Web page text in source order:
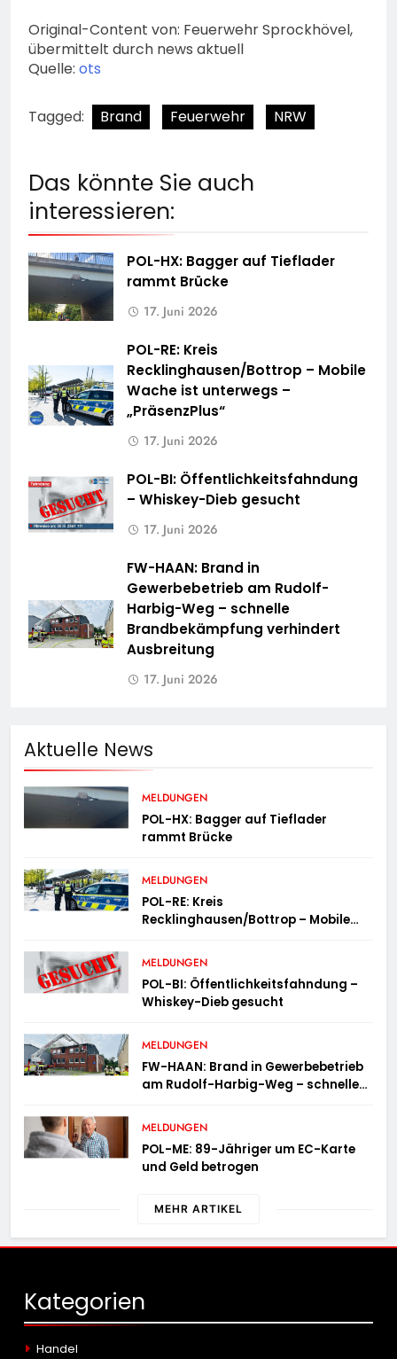
Original-Content von: Feuerwehr Sprockhövel,
übermittelt durch news aktuell
Quelle: ots
Tagged: Brand Feuerwehr NRW
Das könnte Sie auch
interessieren:
POL-HX: Bagger auf Tieflader
rammt Brücke
17. Juni 2026
POL-RE: Kreis
Recklinghausen/Bottrop – Mobile
Wache ist unterwegs –
„PräsenzPlus“
17. Juni 2026
POL-BI: Öffentlichkeitsfahndung
– Whiskey-Dieb gesucht
17. Juni 2026
FW-HAAN: Brand in
Gewerbebetrieb am Rudolf-
Harbig-Weg – schnelle
Brandbekämpfung verhindert
Ausbreitung
17. Juni 2026
Aktuelle News
MELDUNGEN
POL-HX: Bagger auf Tieflader
rammt Brücke
MELDUNGEN
POL-RE: Kreis
Recklinghausen/Bottrop – Mobile
„PräsenzPlus“
MELDUNGEN
POL-BI: Öffentlichkeitsfahndung –
Whiskey-Dieb gesucht
MELDUNGEN
FW-HAAN: Brand in Gewerbebetrieb
am Rudolf-Harbig-Weg – schnelle
Ausbreitung
MELDUNGEN
POL-ME: 89-Jähriger um EC-Karte
und Geld betrogen
MEHR ARTIKEL
Kategorien
Handel